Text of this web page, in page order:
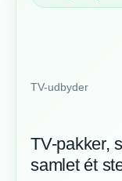
TV-udbyder
TV-pakker,
samlet ét